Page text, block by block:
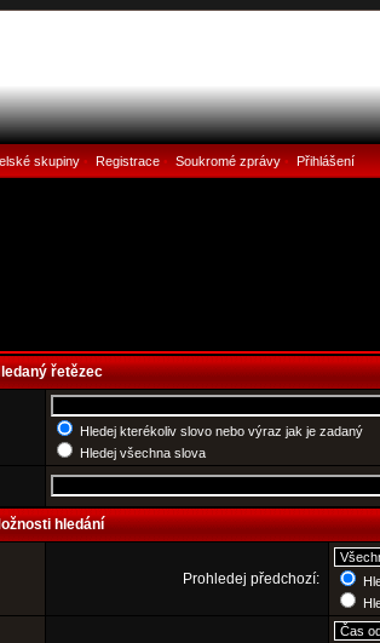
skupiny• Registrace• Soukromé zprávy• Přihlášení
řetězec
Hledej kterékoliv slovo nebo výraz jak je zadaný
Hledej všechna slova
hledání
Prohledej předchozí: